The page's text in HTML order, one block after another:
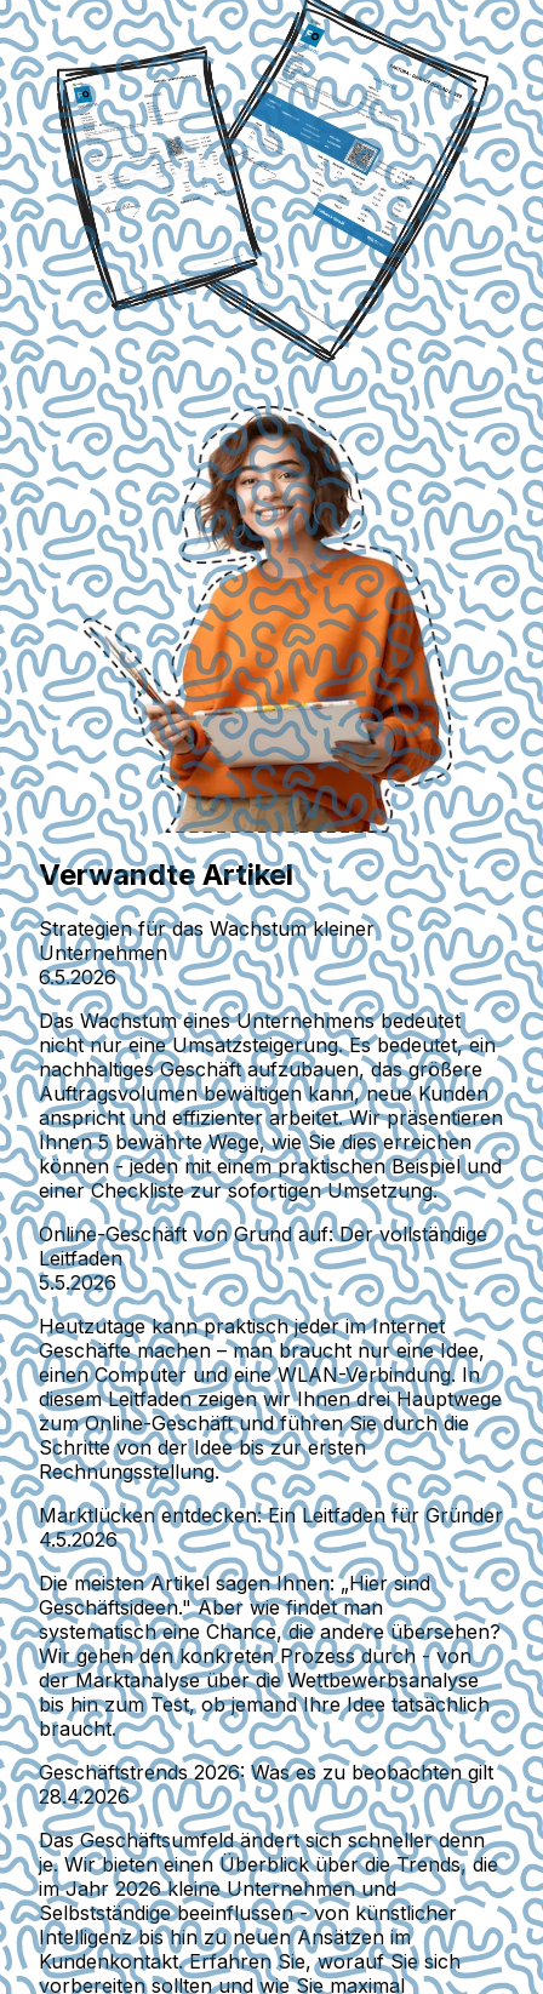
Verwandte Artikel
Strategien für das Wachstum kleiner
Unternehmen
6.5.2026
Das Wachstum eines Unternehmens bedeutet
nicht nur eine Umsatzsteigerung. Es bedeutet, ein
nachhaltiges Geschäft aufzubauen, das größere
Auftragsvolumen bewältigen kann, neue Kunden
anspricht und effizienter arbeitet. Wir präsentieren
Ihnen 5 bewährte Wege, wie Sie dies erreichen
können - jeden mit einem praktischen Beispiel und
einer Checkliste zur sofortigen Umsetzung.
Online-Geschäft von Grund auf: Der vollständige
Leitfaden
5.5.2026
Heutzutage kann praktisch jeder im Internet
Geschäfte machen – man braucht nur eine Idee,
einen Computer und eine WLAN-Verbindung. In
diesem Leitfaden zeigen wir Ihnen drei Hauptwege
zum Online-Geschäft und führen Sie durch die
Schritte von der Idee bis zur ersten
Rechnungsstellung.
Marktlücken entdecken: Ein Leitfaden für Gründer
4.5.2026
Die meisten Artikel sagen Ihnen: „Hier sind
Geschäftsideen." Aber wie findet man
systematisch eine Chance, die andere übersehen?
Wir gehen den konkreten Prozess durch - von
der Marktanalyse über die Wettbewerbsanalyse
bis hin zum Test, ob jemand Ihre Idee tatsächlich
braucht.
Geschäftstrends 2026: Was es zu beobachten gilt
28.4.2026
Das Geschäftsumfeld ändert sich schneller denn
je. Wir bieten einen Überblick über die Trends, die
im Jahr 2026 kleine Unternehmen und
Selbstständige beeinflussen - von künstlicher
Intelligenz bis hin zu neuen Ansätzen im
Kundenkontakt. Erfahren Sie, worauf Sie sich
vorbereiten sollten und wie Sie maximal